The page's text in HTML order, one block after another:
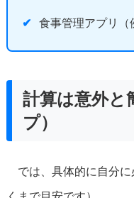
✔ 食事管理アプリ（
計算は意外と
プ）
では、具体的に自分